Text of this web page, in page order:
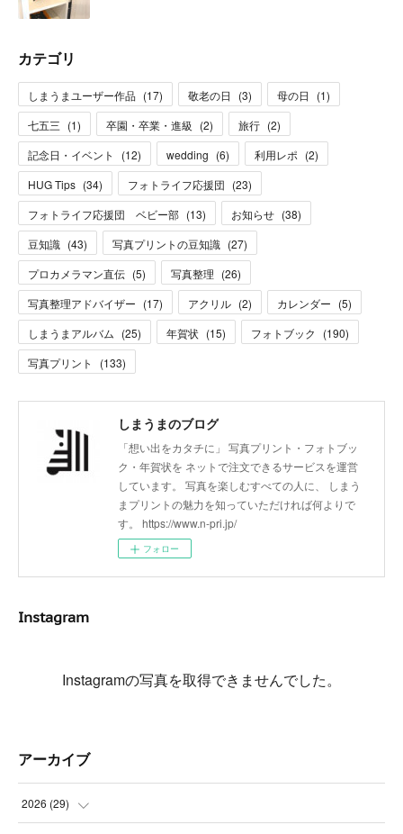
カテゴリ
しまうまユーザー作品 (17) 敬老の日 (3) 母の日 (1)
七五三 (1) 卒園・卒業・進級 (2) 旅行 (2)
記念日・イベント
(12) wedding (6) 利用レポ (2)
HUG Tips (34) フォトライフ応援団 (23)
フォトライフ応援団 ベビー部 (13) お知らせ (38)
豆知識 (43) 写真プリントの豆知識 (27)
プロカメラマン直伝 (5) 写真整理 (26)
写真整理アドバイザー (17) アクリル (2) カレンダー (5)
しまうまアルバム (25) 年賀状 (15) フォトブック (190)
写真プリント
(133)
しまうまのブログ
「想い出をカタチに」 写真プリント・フォトブッ
ク・年賀状を ネットで注文できるサービスを運営
しています。 写真を楽しむすべての人に、 しまう
まプリントの魅力を知っていただければ何よりで
す。 https://www.n-pri.jp/
フォロー
Instagram
Instagramの写真を取得できませんでした。
アーカイブ
2026 (29)